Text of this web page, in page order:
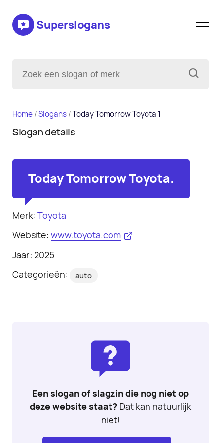
Superslogans
Home/Slogans/Today Tomorrow Toyota 1
Slogan details
Today Tomorrow Toyota.
Merk: Toyota
Website: www.toyota.com
Jaar: 2025
Categorieën:
auto
Een slogan of slagzin die nog niet op
deze website staat? Dat kan natuurlijk
niet!